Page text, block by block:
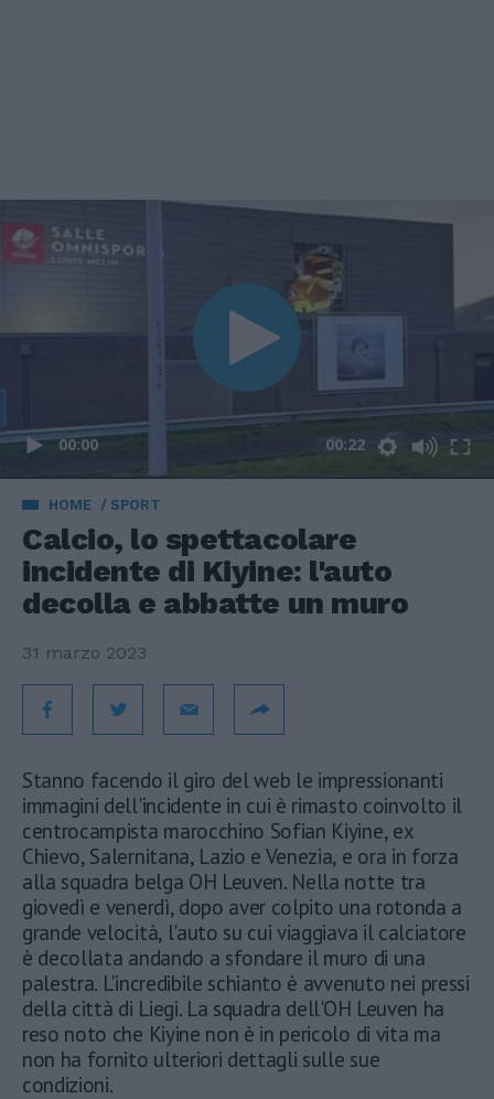
00:00 00:22
HOME SPORT
Calcio, lo spettacolare
incidente di Kiyine: l'auto
decolla e abbatte un muro
31 marzo 2023
Stanno facendo il giro del web le impressionanti
immagini dell'incidente in cui è rimasto coinvolto il
centrocampista marocchino Sofian Kiyine, ex
Chievo, Salernitana, Lazio e Venezia, e ora in forza
alla squadra belga OH Leuven. Nella notte tra
giovedì e venerdì, dopo aver colpito una rotonda a
grande velocità, l'auto su cui viaggiava il calciatore
è decollata andando a sfondare il muro di una
palestra. L'incredibile schianto è avvenuto nei pressi
della città di Liegi. La squadra dell'OH Leuven ha
reso noto che Kiyine non è in pericolo di vita ma
non ha fornito ulteriori dettagli sulle sue
condizioni.